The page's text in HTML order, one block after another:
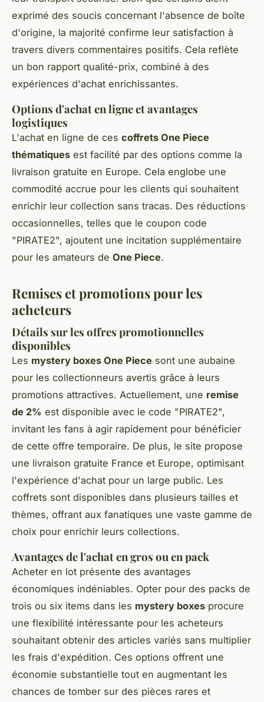
exprimé des soucis concernant l'absence de boîte
d'origine, la majorité confirme leur satisfaction à
travers divers commentaires positifs. Cela reflète
un bon rapport qualité-prix, combiné à des
expériences d'achat enrichissantes.
Options d'achat en ligne et avantages
logistiques
L'achat en ligne de ces coffrets One Piece
thématiques est facilité par des options comme la
livraison gratuite en Europe. Cela englobe une
commodité accrue pour les clients qui souhaitent
enrichir leur collection sans tracas. Des réductions
occasionnelles, telles que le coupon code
"PIRATE2", ajoutent une incitation supplémentaire
pour les amateurs de One Piece.
Remises et promotions pour les
acheteurs
Détails sur les offres promotionnelles
disponibles
Les mystery boxes One Piece sont une aubaine
pour les collectionneurs avertis grâce à leurs
promotions attractives. Actuellement, une remise
de 2% est disponible avec le code "PIRATE2",
invitant les fans à agir rapidement pour bénéficier
de cette offre temporaire. De plus, le site propose
une livraison gratuite France et Europe, optimisant
l'expérience d'achat pour un large public. Les
coffrets sont disponibles dans plusieurs tailles et
thèmes, offrant aux fanatiques une vaste gamme de
choix pour enrichir leurs collections.
Avantages de l'achat en gros ou en pack
Acheter en lot présente des avantages
économiques indéniables. Opter pour des packs de
trois ou six items dans les mystery boxes procure
une flexibilité intéressante pour les acheteurs
souhaitant obtenir des articles variés sans multiplier
les frais d'expédition. Ces options offrent une
économie substantielle tout en augmentant les
chances de tomber sur des pièces rares et